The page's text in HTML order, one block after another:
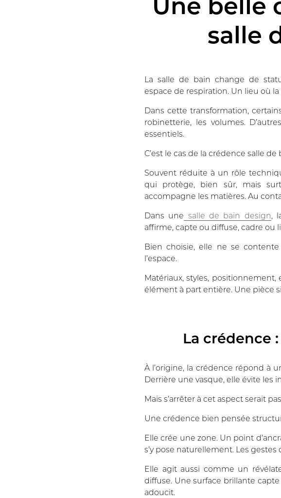
salle
La salle de bain change de
espace de respiration. Un lieu où
Dans cette transformation,
robinetterie, les volumes.
essentiels.
C’est le cas de la crédence salle de
Souvent réduite à un rôle
qui protège, bien sûr, mais
accompagne les matières. Au
Dans une salle de bain design,
affirme, capte ou diffuse, cadre ou
Bien choisie, elle ne se
l’espace.
Matériaux, styles,
élément à part entière. Une pièce
La crédence
À l’origine, la crédence répond à
Derrière une vasque, elle évite les
Mais s’arrêter à cet aspect serait
Une crédence bien pensée
Elle crée une zone. Un point
s’y pose naturellement. Les
Elle agit aussi comme un
diffuse. Une surface brillante
adoucit.